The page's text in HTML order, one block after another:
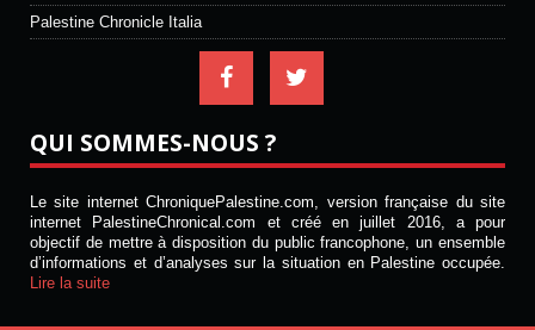
Palestine Chronicle Italia
QUI SOMMES-NOUS ?
Le site internet ChroniquePalestine.com, version française du site
internet PalestineChronical.com et créé en juillet 2016, a pour
objectif de mettre à disposition du public francophone, un ensemble
d’informations et d’analyses sur la situation en Palestine occupée.
Lire la suite